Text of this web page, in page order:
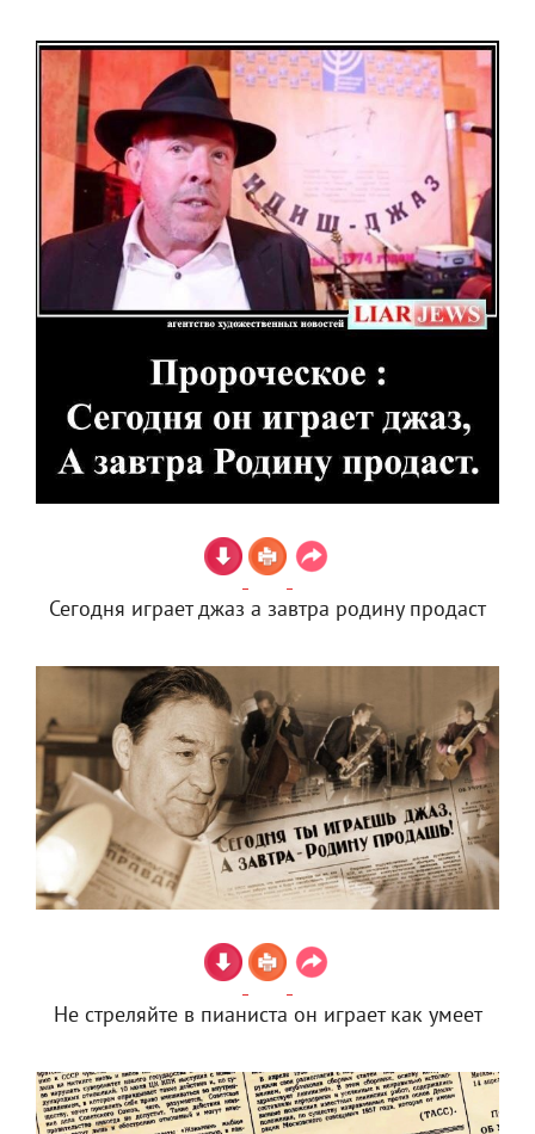
Сегодня играет джаз а завтра родину продаст
Не стреляйте в пианиста он играет как умеет